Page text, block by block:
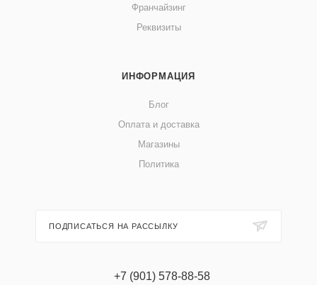
Франчайзинг
Реквизиты
ИНФОРМАЦИЯ
Блог
Оплата и доставка
Магазины
Политика
ПОДПИСАТЬСЯ НА РАССЫЛКУ
+7 (901) 578-88-58